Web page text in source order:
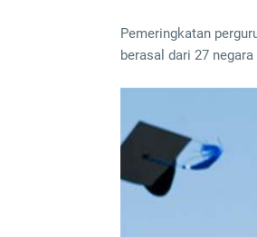
Pemeringkatan
berasal dari 27